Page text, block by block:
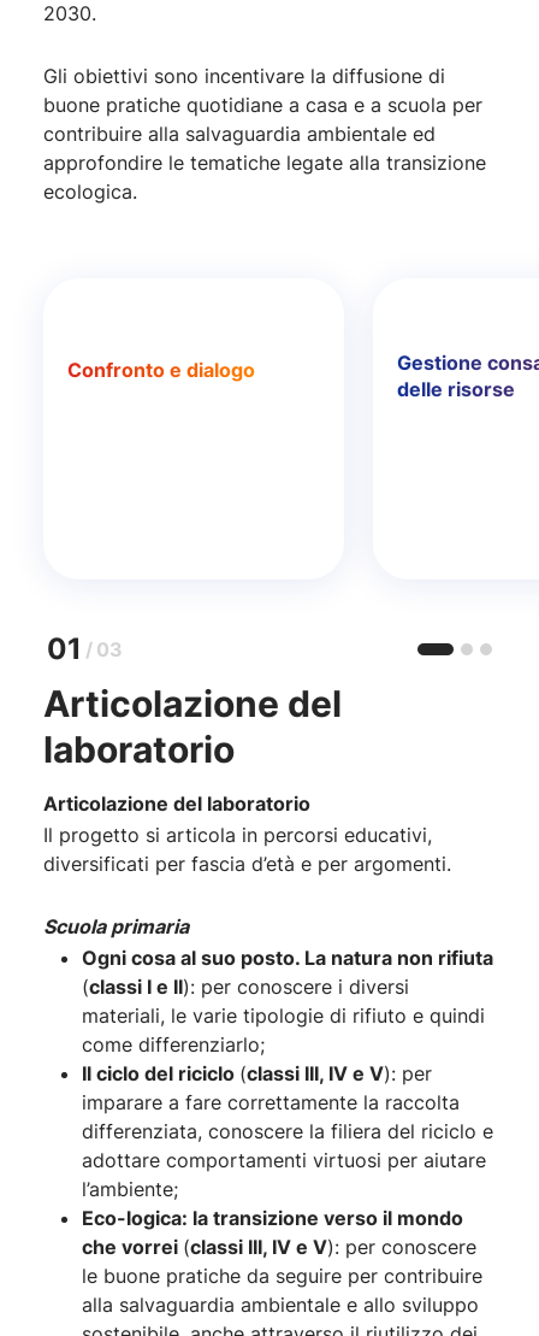
2030.
Gli obiettivi sono incentivare la diffusione di
buone pratiche quotidiane a casa e a scuola per
contribuire alla salvaguardia ambientale ed
approfondire le tematiche legate alla transizione
ecologica.
Confronto e dialogo
Gestione
delle risorse
01 / 03
Articolazione del
laboratorio
Articolazione del laboratorio
Il progetto si articola in percorsi educativi,
diversificati per fascia d’età e per argomenti.
Scuola primaria
Ogni cosa al suo posto. La natura non rifiuta​
(classi I e II): per conoscere i diversi
materiali, le varie tipologie di rifiuto e quindi
come differenziarlo;
Il ciclo del riciclo (classi III, IV e V): per
imparare a fare correttamente la raccolta
differenziata, conoscere la filiera del riciclo e
adottare comportamenti virtuosi per aiutare
l’ambiente;
Eco-logica: la transizione verso il mondo
che vorrei (classi III, IV e V): per conoscere
le buone pratiche da seguire per contribuire
alla salvaguardia ambientale e allo sviluppo